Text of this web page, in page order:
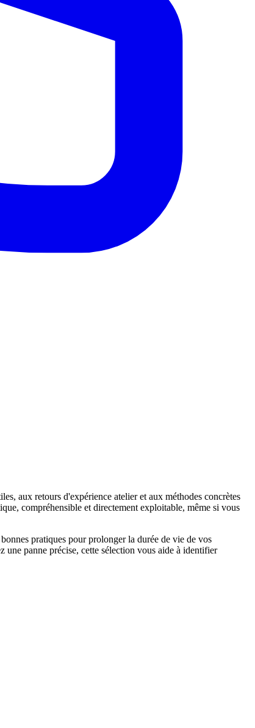
aux retours d'expérience atelier et aux méthodes concrètes
compréhensible et directement exploitable, même si vous
pratiques pour prolonger la durée de vie de vos
une panne précise, cette sélection vous aide à identifier